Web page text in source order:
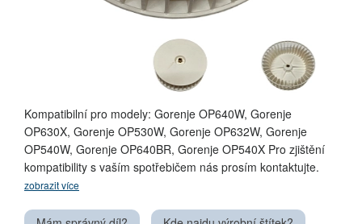
Kompatibilní pro modely: Gorenje OP640W, Gorenje
OP630X, Gorenje OP530W, Gorenje OP632W, Gorenje
OP540W, Gorenje OP640BR, Gorenje OP540X Pro zjištění
kompatibility s vaším spotřebičem nás prosím kontaktujte.
zobrazit více